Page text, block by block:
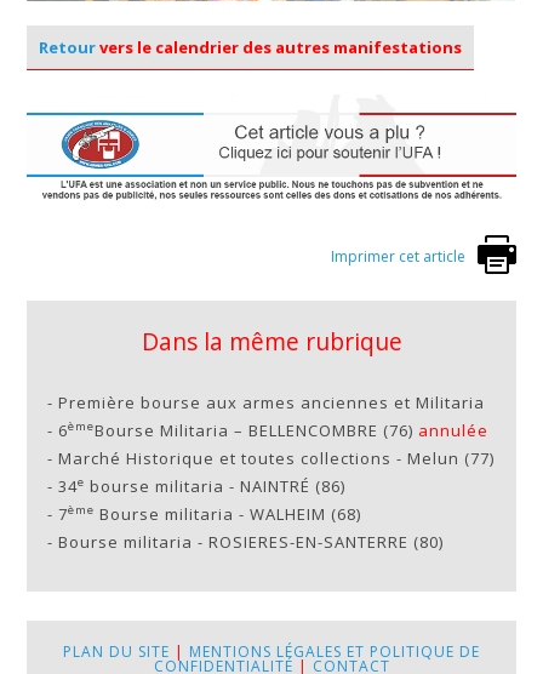
Retourvers le calendrier des autres manifestations
Imprimer cet article
Dans la même rubrique
-Première bourse aux armes anciennes et Militaria
- 6èmeBourse Militaria – BELLENCOMBRE (76) annulée
-Marché Historique et toutes collections - Melun (77)
-34e bourse militaria - NAINTRÉ (86)
-7ème Bourse militaria - WALHEIM (68)
-Bourse militaria - ROSIERES-EN-SANTERRE (80)
PLAN DU SITE | MENTIONS LÉGALES ET POLITIQUE DE
CONFIDENTIALITÉ | CONTACT